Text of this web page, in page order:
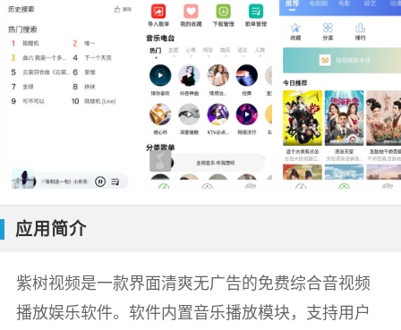
应用简介
紫树视频是一款界面清爽无广告的免费综合音视频
播放娱乐软件。软件内置音乐播放模块，支持用户